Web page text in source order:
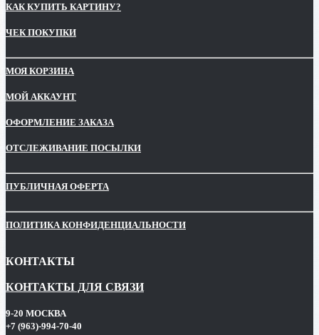
КАК КУПИТЬ КАРТИНУ?
ЧЕК ПОКУПКИ
МОЯ КОРЗИНА
МОЙ АККАУНТ
ОФОРМЛЕНИЕ ЗАКАЗА
ОТСЛЕЖИВАНИЕ ПОСЫЛКИ
ПУБЛИЧНАЯ ОФЕРТА
ПОЛИТИКА КОНФИДЕНЦИАЛЬНОСТИ
КОНТАКТЫ
КОНТАКТЫ ДЛЯ СВЯЗИ
9-20 МОСКВА
+7 (963)-994-70-40